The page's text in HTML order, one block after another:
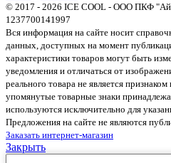
© 2017 - 2026 ICE COOL - ООО ПКФ
1237700141997
Вся информация на сайте носит
данных, доступных на момент
характеристики товаров могут быть
уведомления и отличаться от
реального товара не является
упомянутые товарные знаки
используются исключительно для
Предложения на сайте не являются
Заказать интернет-магазин
Закрыть